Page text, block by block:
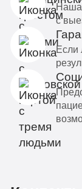
Наша
с
Если